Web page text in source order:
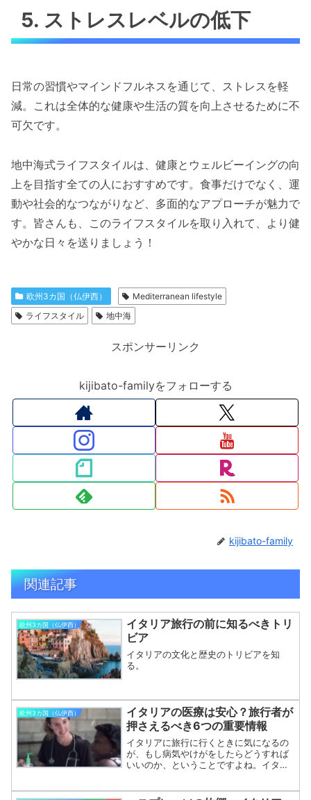
5. ストレスレベルの低下
日常の習慣やマインドフルネスを通じて、ストレスを軽
減。これは全体的な健康や生活の質を向上させるために不
可欠です。
地中海式ライフスタイルは、健康とウェルビーイングの向
上を目指す全ての人におすすめです。食事だけでなく、運
動や社会的なつながりなど、多面的なアプローチが魅力で
す。皆さんも、このライフスタイルを取り入れて、より健
やかな日々を送りましょう！
欧州3カ国（仏伊西）
Mediterranean lifestyle
ライフスタイル
地中海
スポンサーリンク
kijibato-familyをフォローする
kijibato-family
関連記事
欧州3カ国（仏伊西）
イタリア旅行の前に知るべきトリ
ビア
イタリアの文化と歴史のトリビアを知
る。
欧州3カ国（仏伊西）
イタリアの医療は安心？旅行者が
押さえるべき6つの重要情報
イタリアに旅行に行くときに気になるの
が、もし病気やけがをしたらどうすれば
いいのか、ということですよね。イタリ